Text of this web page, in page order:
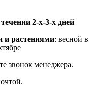
2-х-3-х дней
и растениями: весной в
звонок менеджера.